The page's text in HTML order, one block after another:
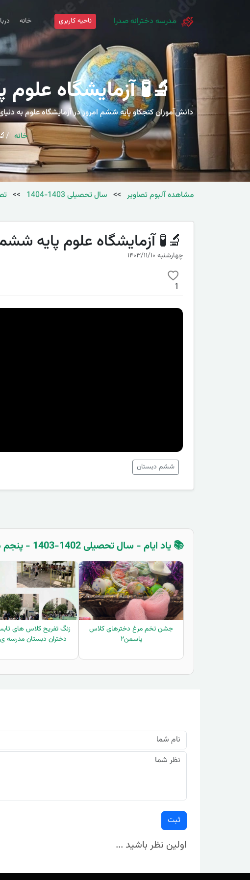
مدرسه دخترانه صدرا ناحیه کاربری خانه
🔬🧪 آزمایشگاه
دانش‌آموزان کنجکاو پایه ششم امروز در آزمایشگاه علوم به
خانه
مشاهده آلبوم تصاویر >> سال تحصیلی 1403-1404 >>
🔬🧪 آزمایشگاه علوم پایه
چهارشنبه ۱۴۰۳/۱۱/۱۰
1
ششم دبستان
📚 یاد ایام - سال تحصیلی 1402-1403 - پنجم دبستان
جشن تخم مرغ دخترهای کلاس
یاسمن۲
زنگ تفریح کلاس های
دختران دبستان مدرسه
ثبت
اولین نظر باشید ...